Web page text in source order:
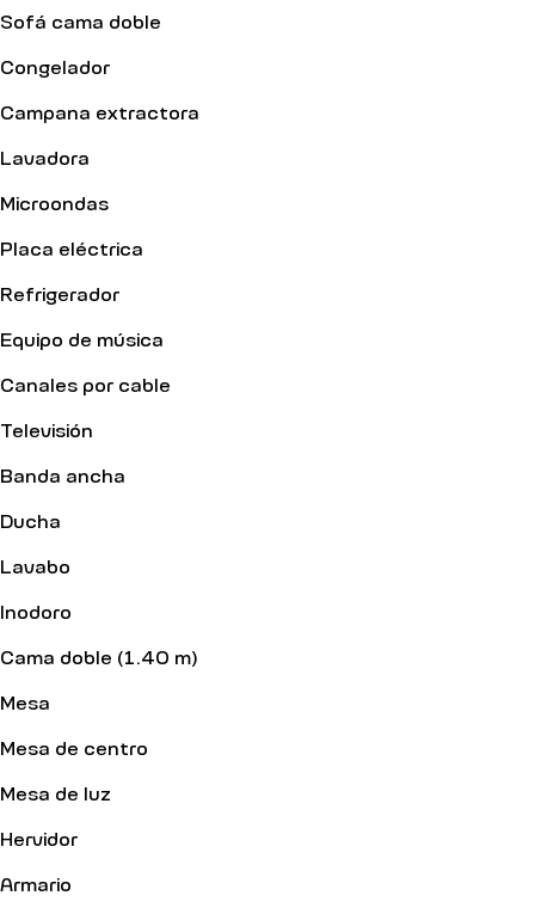
Sofá cama doble
Congelador
Campana extractora
Lavadora
Microondas
Placa eléctrica
Refrigerador
Equipo de música
Canales por cable
Televisión
Banda ancha
Ducha
Lavabo
Inodoro
Cama doble (1.40 m)
Mesa
Mesa de centro
Mesa de luz
Hervidor
Armario